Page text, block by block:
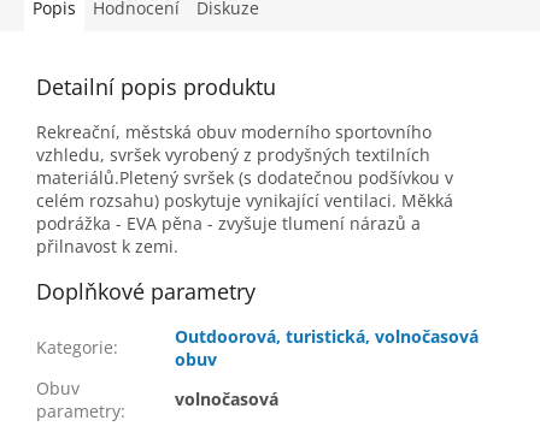
Popis Hodnocení Diskuze
Detailní popis produktu
Rekreační, městská obuv moderního sportovního
vzhledu, svršek vyrobený z prodyšných textilních
materiálů.Pletený svršek (s dodatečnou podšívkou v
celém rozsahu) poskytuje vynikající ventilaci. Měkká
podrážka - EVA pěna - zvyšuje tlumení nárazů a
přilnavost k zemi.
Doplňkové parametry
Kategorie:
Outdoorová, turistická, volnočasová
obuv
Obuv
parametry:
volnočasová